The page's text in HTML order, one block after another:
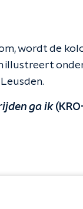
wordt de
illustreert
ga ik